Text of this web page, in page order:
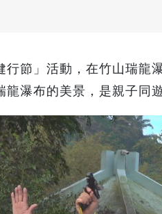
行節」活動，在竹山瑞龍
龍瀑布的美景，是親子同